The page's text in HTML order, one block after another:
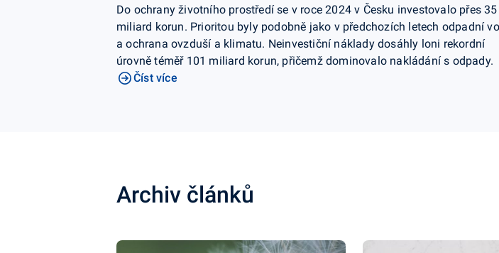
Do ochrany životního prostředí se v roce 2024 v Česku investovalo přes 35
miliard korun. Prioritou byly podobně jako v předchozích letech odpadní
a ochrana ovzduší a klimatu. Neinvestiční náklady dosáhly loni rekordní
úrovně téměř 101 miliard korun, přičemž dominovalo nakládání s odpady.
Číst více
Archiv článků